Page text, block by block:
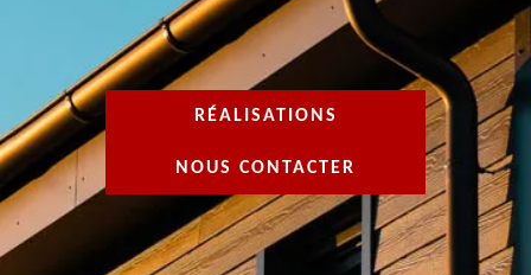
RÉALISATIONS
NOUS CONTACTER